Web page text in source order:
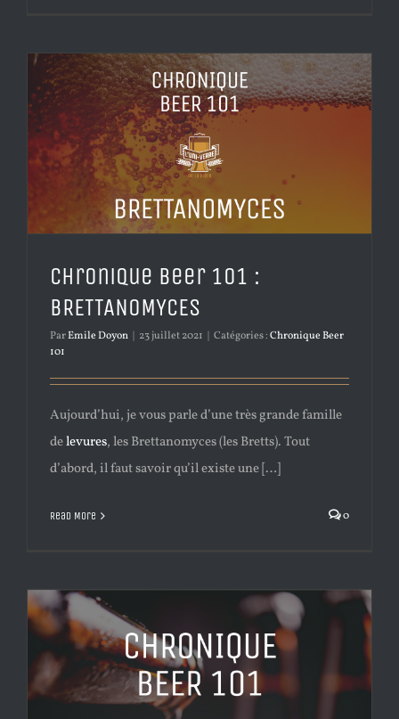
Chronique Beer 101 :
BRETTANOMYCES
ParEmile Doyon 23 juillet 2021 Catégories :Chronique Beer
101
Aujourd’hui, je vous parle d’une très grande famille
delevures, les Brettanomyces (les Bretts). Tout
d’abord, il faut savoir qu’il existe une […]
Read More 0